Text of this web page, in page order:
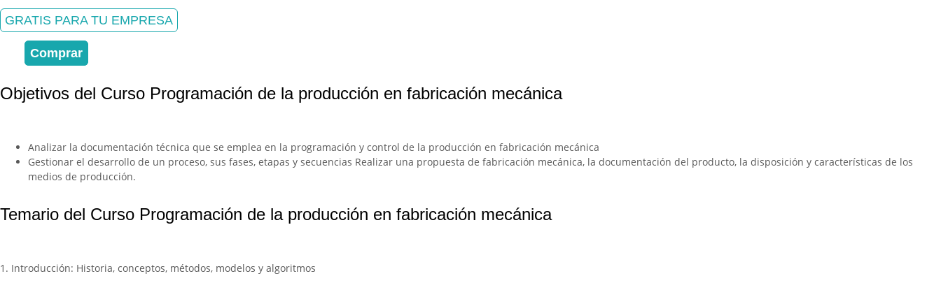
original
era:
262,50 €.
actual
es:
GRATIS PARA TU EMPRESA
Comprar
Objetivos del Curso Programación de la producción en fabricación mecánica
Analizar la documentación técnica que se emplea en la programación y control de la producción en fabricación mecánica
Gestionar el desarrollo de un proceso, sus fases, etapas y secuencias Realizar una propuesta de fabricación mecánica, la documentación del producto, la disposición y características de los
medios de producción.
Temario del Curso Programación de la producción en fabricación mecánica
1. Introducción: Historia, conceptos, métodos, modelos y algoritmos